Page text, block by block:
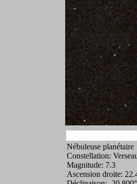
Nébuleuse planétaire
Constellation:
Magnitude: 7.3
Ascension droite: